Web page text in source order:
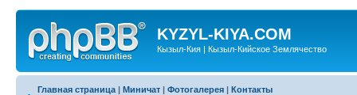
KYZYL-KIYA.COM
Кызыл-Кия | Кызыл-Кийское Землячество
Главная страница | Миничат | Фотогалерея | Контакты